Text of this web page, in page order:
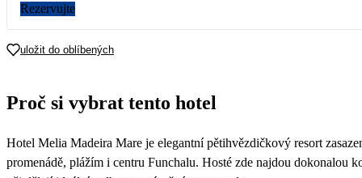
Rezervujte
uložit do oblíbených
Proč si vybrat tento hotel
Hotel Melia Madeira Mare je elegantní pětihvězdičkový resort
promenádě, plážím i centru Funchalu. Hosté zde najdou